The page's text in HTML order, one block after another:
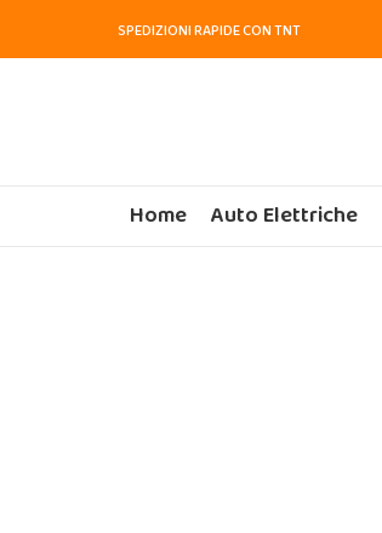
SPEDIZIONI RAPIDE CON TNT
Home Auto Elettriche